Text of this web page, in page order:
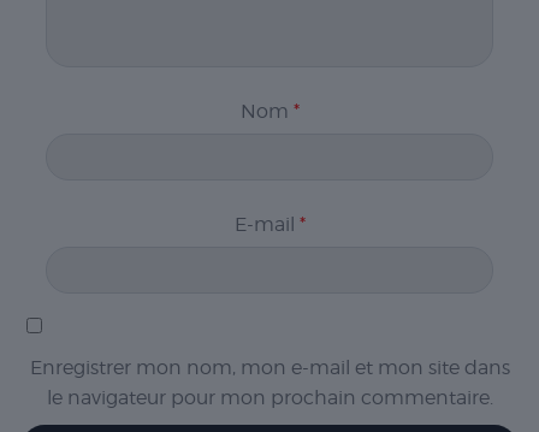
Nom *
E-mail *
Enregistrer mon nom, mon e-mail et mon site dans
le navigateur pour mon prochain commentaire.